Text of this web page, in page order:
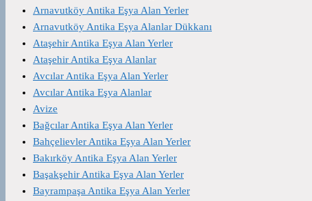
Arnavutköy Antika Eşya Alan Yerler
Arnavutköy Antika Eşya Alanlar Dükkanı
Ataşehir Antika Eşya Alan Yerler
Ataşehir Antika Eşya Alanlar
Avcılar Antika Eşya Alan Yerler
Avcılar Antika Eşya Alanlar
Avize
Bağcılar Antika Eşya Alan Yerler
Bahçelievler Antika Eşya Alan Yerler
Bakırköy Antika Eşya Alan Yerler
Başakşehir Antika Eşya Alan Yerler
Bayrampaşa Antika Eşya Alan Yerler